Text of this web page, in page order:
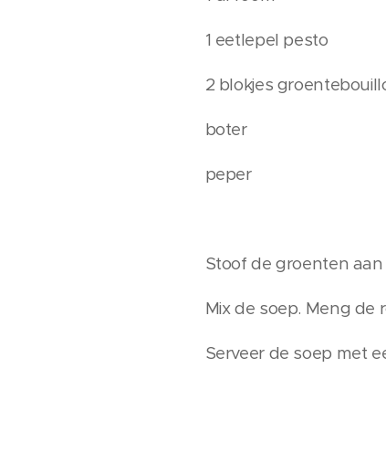
1 eetlepel pesto
2 blokjes
boter
peper
Stoof de groenten
Mix de soep. Meng de
Serveer de soep met